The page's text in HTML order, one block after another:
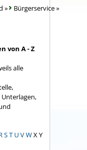
» Bürgerservice»
von A - Z
alle
ST UVWX Y